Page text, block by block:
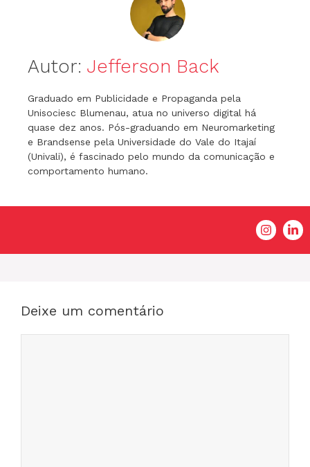
Autor: Jefferson Back
Graduado em Publicidade e Propaganda pela
Unisociesc Blumenau, atua no universo digital há
quase dez anos. Pós-graduando em Neuromarketing
e Brandsense pela Universidade do Vale do Itajaí
(Univali), é fascinado pelo mundo da comunicação e
comportamento humano.
Deixe um comentário